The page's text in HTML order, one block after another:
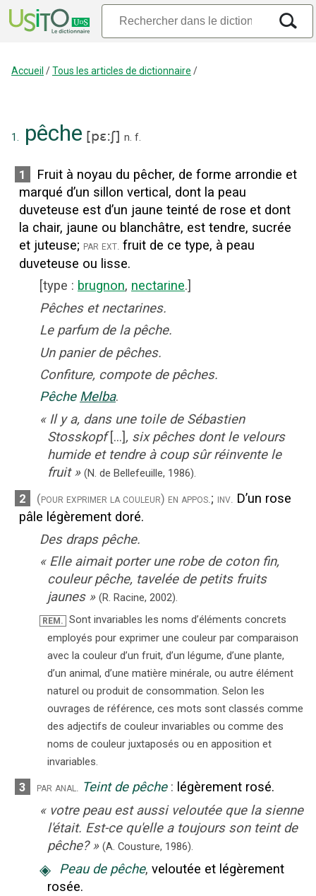
Accueil /Tous les articles de dictionnaire /
1. pêche [pɛ:ʃ] n. f.
1
Fruit à noyau du pêcher, de forme arrondie et
marqué d’un sillon vertical, dont la peau
duveteuse est d’un jaune teinté de rose et dont
la chair, jaune ou blanchâtre, est tendre, sucrée
et juteuse; par ext. fruit de ce type, à peau
duveteuse ou lisse.
[type : brugnon, nectarine.]
Pêches et nectarines.
Le parfum de la pêche.
Un panier de pêches.
Confiture, compote de pêches.
Pêche Melba.
« Il y a, dans une toile de Sébastien
Stosskopf [...], six pêches dont le velours
humide et tendre à coup sûr réinvente le
fruit » (N. de Bellefeuille, 1986).
2 (pour exprimer la couleur) en appos.; inv. D’un rose
pâle légèrement doré.
Des draps pêche.
« Elle aimait porter une robe de coton fin,
couleur pêche, tavelée de petits fruits
jaunes » (R. Racine, 2002).
REM.
Sont invariables les noms d’éléments concrets
employés pour exprimer une couleur par comparaison
avec la couleur d’un fruit, d’un légume, d’une plante,
d’un animal, d’une matière minérale, ou autre élément
naturel ou produit de consommation. Selon les
ouvrages de référence, ces mots sont classés comme
des adjectifs de couleur invariables ou comme des
noms de couleur juxtaposés ou en apposition et
invariables.
3 par anal. Teint de pêche : légèrement rosé.
« votre peau est aussi veloutée que la sienne
l'était. Est-ce qu'elle a toujours son teint de
pêche? » (A. Cousture, 1986).
◈ Peau de pêche, veloutée et légèrement
rosée.